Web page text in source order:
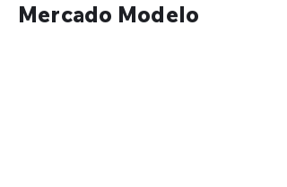
Mercado Modelo